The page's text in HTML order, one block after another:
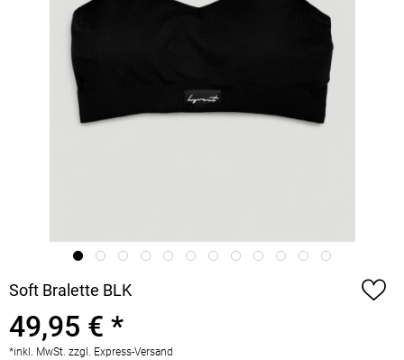
Soft Bralette BLK
49,95 € *
*inkl. MwSt. zzgl. Express-Versand